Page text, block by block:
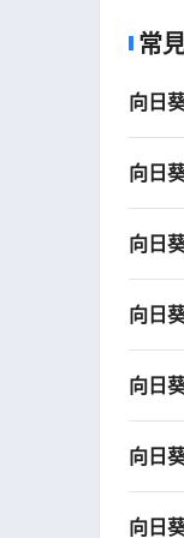
常
向日
向日
向日
向日
向日
向日
向日